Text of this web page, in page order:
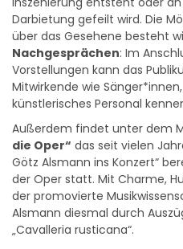
Darbietung gefeilt wird. Die
über das Gesehene besteht
Nachgesprächen: Im
Vorstellungen kann das
Mitwirkende wie
künstlerisches Personal
die Oper“ das seit vielen
Götz Alsmann ins Konzert“
der Oper statt. Mit Charme,
der promovierte
Alsmann diesmal durch
„Cavalleria rusticana“.